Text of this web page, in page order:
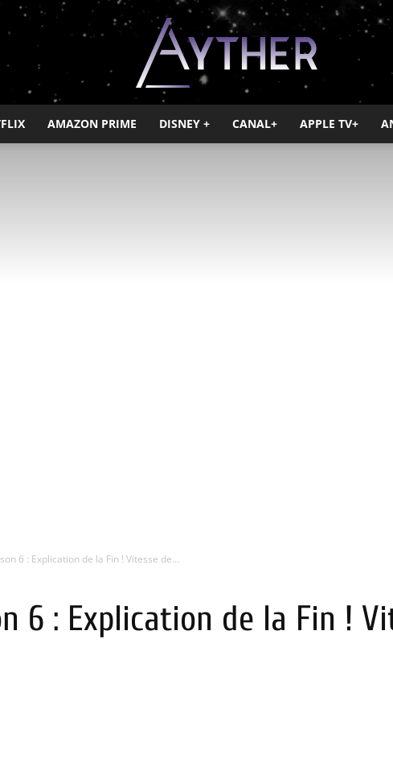
Ayther
AMAZON PRIME DISNEY + CANAL+ APPLE TV+
6 : Explication de la Fin ! Vitesse de...
6 : Explication de la Fin !